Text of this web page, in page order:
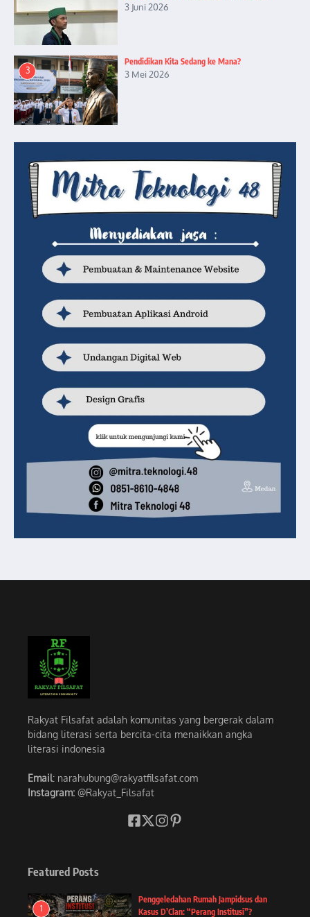
3 Juni 2026
3
Pendidikan Kita Sedang ke Mana?
3 Mei 2026
Rakyat Filsafat adalah komunitas yang bergerak dalam
bidang literasi serta bercita-cita menaikkan angka
literasi indonesia
Email: narahubung@rakyatfilsafat.com
Instagram: @Rakyat_Filsafat
Featured Posts
1
Penggeledahan Rumah Jampidsus dan
Kasus D’Clan: “Perang Institusi”?